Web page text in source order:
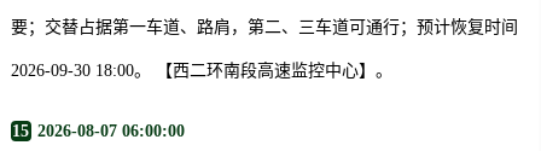
要；交替占据第一车道、路肩，第二、三车道可通行；预计恢复时间
2026-09-30 18:00。 【西二环南段高速监控中心】。
15 2026-08-07 06:00:00